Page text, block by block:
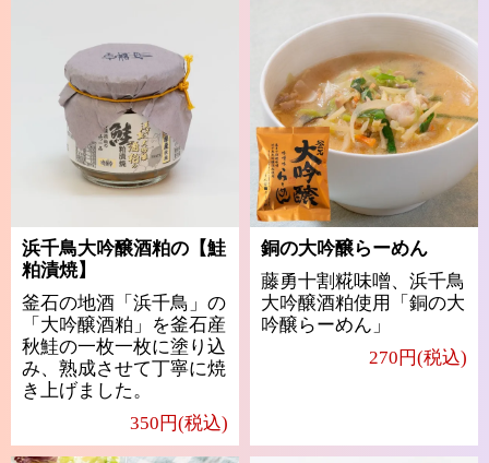
浜千鳥大吟醸酒粕の【鮭
粕漬焼】
釜石の地酒「浜千鳥」の
「大吟醸酒粕」を釜石産
秋鮭の一枚一枚に塗り込
み、熟成させて丁寧に焼
き上げました。
350円(税込)
銅の大吟醸らーめん
藤勇十割糀味噌、浜千鳥
大吟醸酒粕使用「銅の大
吟醸らーめん」
270円(税込)